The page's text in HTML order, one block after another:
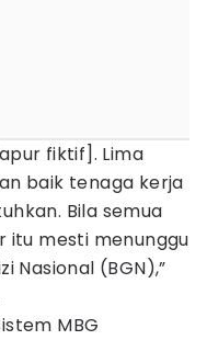
fiktif]. Lima
baik tenaga kerja
Bila semua
itu mesti menunggu
Nasional (BGN),”
MBG